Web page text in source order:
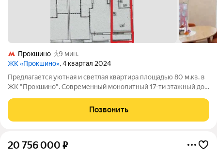
Прокшино
9 мин.
ЖК «Прокшино», 4 квартал 2024
Предлагается уютная и светлая квартира площадью 80 м.кв. в
ЖК "Прокшино". Современный монолитный 17-ти этажный дом
Прокшино. В доме подземный паркинг и помещения для
хранения вещей (кладовые).
Позвонить
20 756 000 ₽